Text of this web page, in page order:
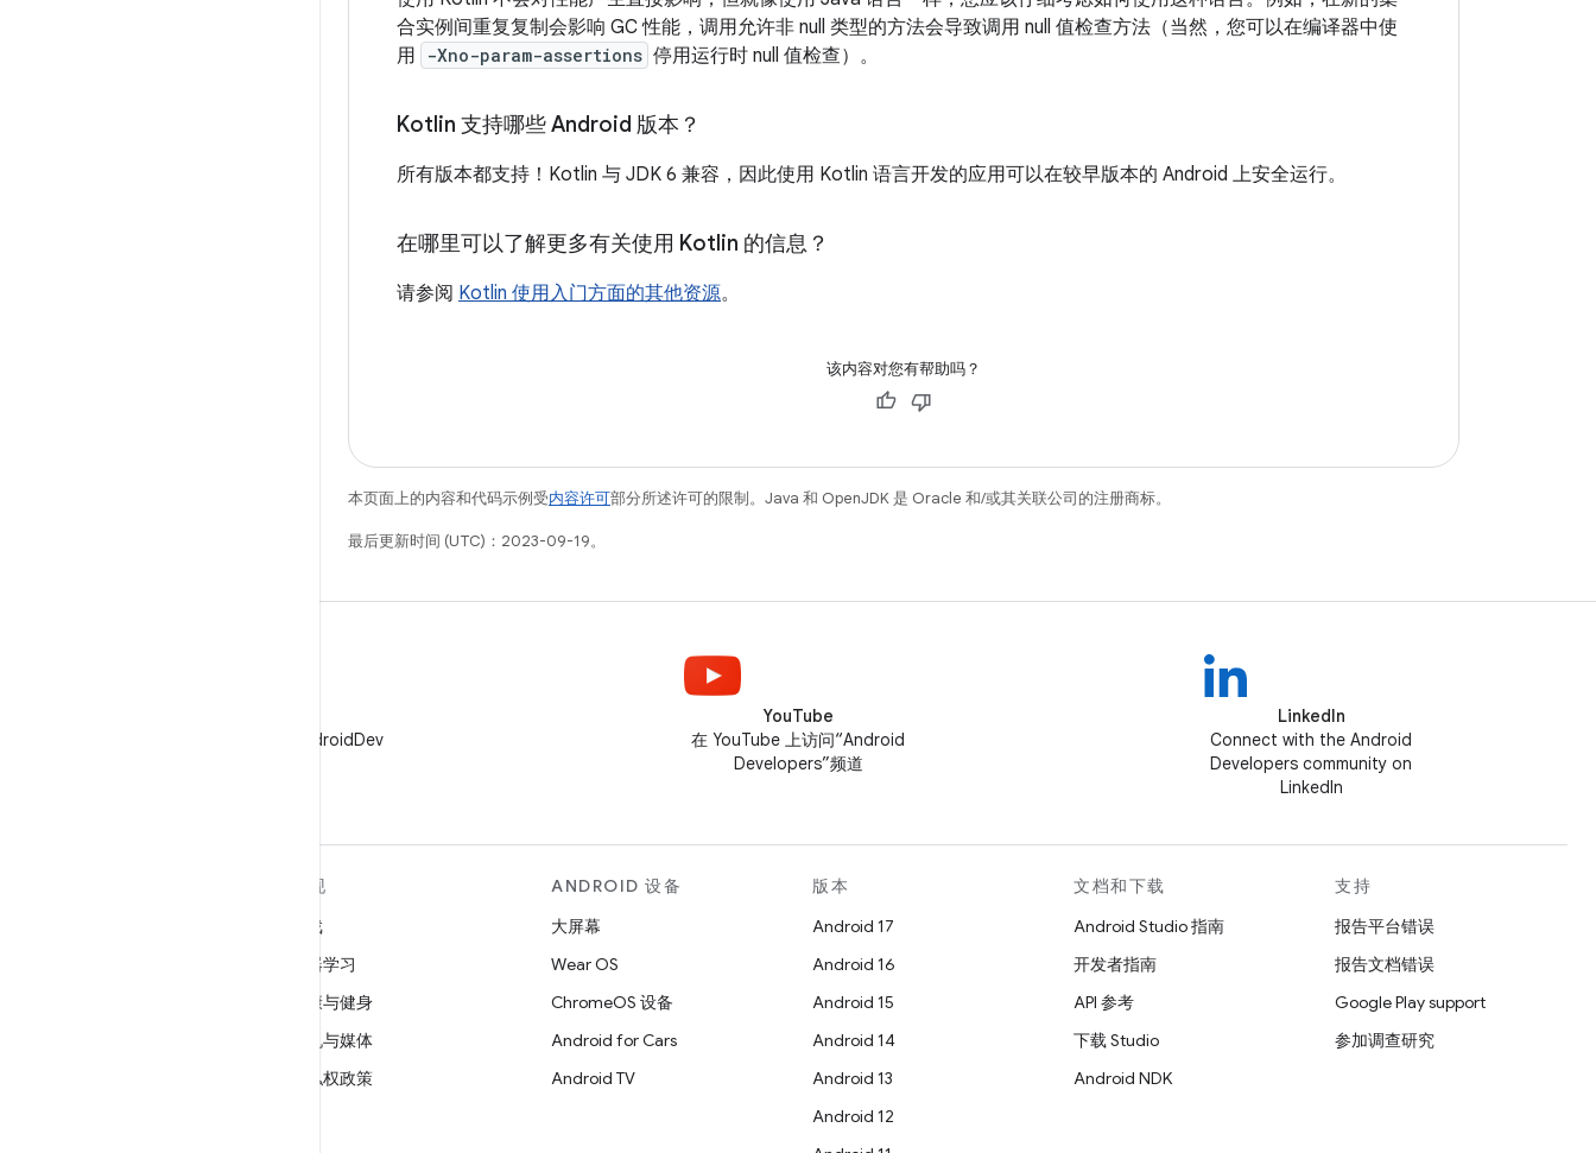
合实例间重复复制会影响 GC 性能，调用允许非 null 类型的方法会导致调用 null 值检查方法（当然，您可以在编译器中使
用
-Xno-param-assertions 停用运行时 null 值检查）。
Kotlin 支持哪些 Android 版本？
所有版本都支持！Kotlin 与 JDK 6 兼容，因此使用 Kotlin 语言开发的应用可以在较早版本的 Android 上安全运行。
在哪里可以了解更多有关使用 Kotlin 的信息？
请参阅 Kotlin 使用入门方面的其他资源。
该内容对您有帮助吗？
本页面上的内容和代码示例受内容许可部分所述许可的限制。Java 和 OpenJDK 是 Oracle 和/或其关联公司的注册商标。
最后更新时间 (UTC)：2023-09-19。
在 X 上关注 @AndroidDev
YouTube
在 YouTube 上访问“Android
Developers”频道
LinkedIn
Connect with the Android
Developers community on
LinkedIn
发现
游戏
机器学习
健康与健身
相机与媒体
隐私权政策
ANDROID 设备
大屏幕
Wear OS
ChromeOS 设备
Android for Cars
Android TV
版本
Android 17
Android 16
Android 15
Android 14
Android 13
Android 12
文档和下载
Android Studio 指南
开发者指南
API 参考
下载 Studio
Android NDK
支持
报告平台错误
报告文档错误
Google Play support
参加调查研究